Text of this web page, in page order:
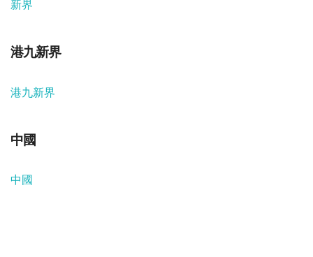
新界
港九新界
港九新界
中國
中國